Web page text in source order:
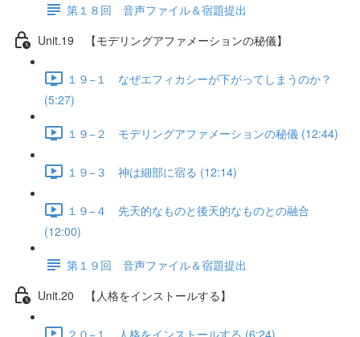
第１８回 音声ファイル＆宿題提出
Unit.19 【モデリングアファメーションの秘儀】
１９−１ なぜエフィカシーが下がってしまうのか？
(5:27)
１９−２ モデリングアファメーションの秘儀 (12:44)
１９−３ 神は細部に宿る (12:14)
１９−４ 先天的なものと後天的なものとの融合
(12:00)
第１９回 音声ファイル＆宿題提出
Unit.20 【人格をインストールする】
２０−１ 人格をインストールする (6:24)